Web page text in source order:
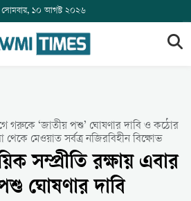
সোমবার, ১০ আগস্ট ২০২৬
গরুকে ‘জাতীয় পশু’ ঘোষণার দাবি ও কঠোর
মেওয়াত সর্বত্র নজিরবিহীন বিক্ষোভ
সম্প্রীতি রক্ষায় এবার
ঘোষণার দাবি